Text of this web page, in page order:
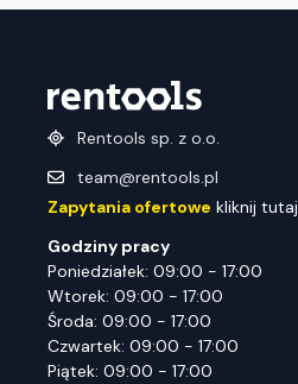
Rentools sp. z o.o.
team@rentools.pl
Zapytania ofertowe kliknij tutaj
Godziny pracy
Poniedziałek: 09:00 - 17:00
Wtorek: 09:00 - 17:00
Środa: 09:00 - 17:00
Czwartek: 09:00 - 17:00
Piątek: 09:00 - 17:00